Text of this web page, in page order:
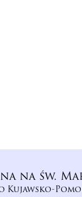
na św.
Kujawsko-